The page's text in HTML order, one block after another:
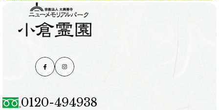
0120-494938